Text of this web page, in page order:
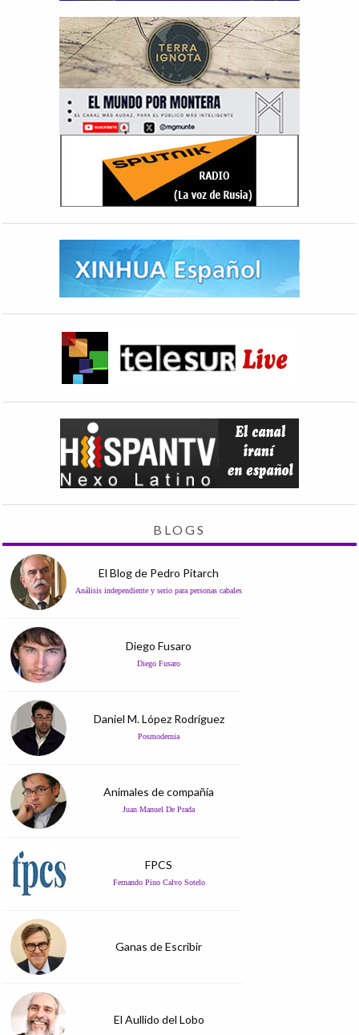
BLOGS
El Blog de Pedro Pitarch
Análisis independiente y serio para personas cabales
Diego Fusaro
Diego Fusaro
Daniel M. López Rodríguez
Posmodernia
Animales de compañía
Juan Manuel De Prada
FPCS
Fernando Pino Calvo Sotelo
Ganas de Escribir
El Aullido del Lobo